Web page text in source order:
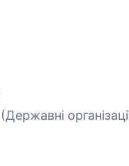
(Державні